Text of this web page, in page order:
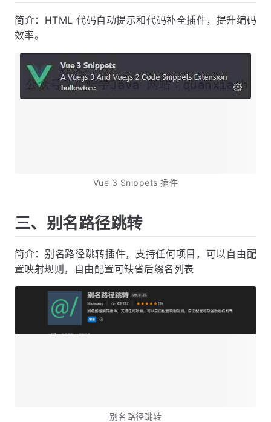
简介：HTML 代码自动提示和代码补全插件，提升编码
效率。
Vue 3 Snippets 插件
三、别名路径跳转
简介：别名路径跳转插件，支持任何项目，可以自由配
置映射规则，自由配置可缺省后缀名列表
别名路径跳转